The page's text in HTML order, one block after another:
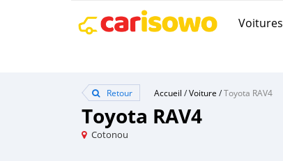
Voitures
Retour Accueil /Voiture /Toyota RAV4
Toyota RAV4
Cotonou